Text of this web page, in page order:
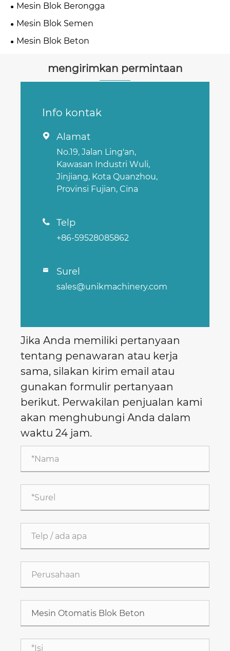
Mesin Blok Berongga
Mesin Blok Semen
Mesin Blok Beton
mengirimkan permintaan
Info kontak
 Alamat
No.19, Jalan Ling'an,
Kawasan Industri Wuli,
Jinjiang, Kota Quanzhou,
Provinsi Fujian, Cina
 Telp
+86-59528085862
 Surel
sales@unikmachinery.com
Jika Anda memiliki pertanyaan
tentang penawaran atau kerja
sama, silakan kirim email atau
gunakan formulir pertanyaan
berikut. Perwakilan penjualan kami
akan menghubungi Anda dalam
waktu 24 jam.